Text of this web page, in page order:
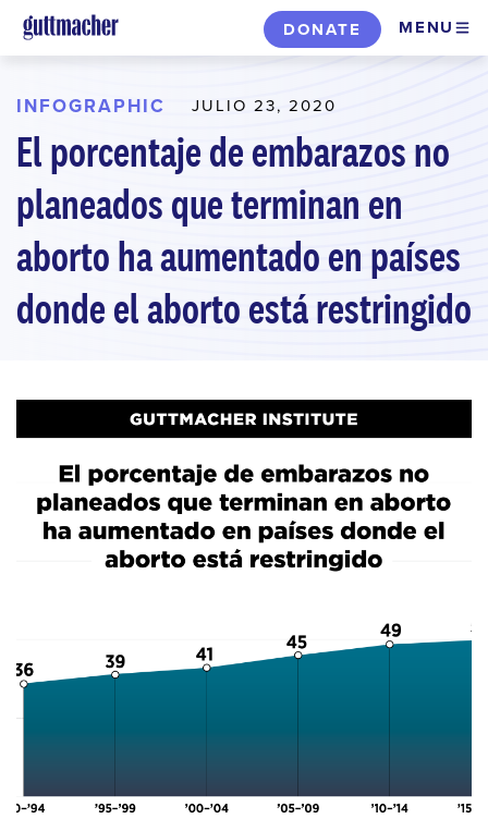
Skip
to
content
DONATE MENU
INFOGRAPHIC JULIO 23, 2020
El porcentaje de embarazos no
planeados que terminan en
aborto ha aumentado en países
donde el aborto está restringido